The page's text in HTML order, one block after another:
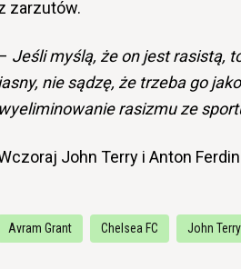
zarzutów.
Jeśli myślą, że on jest rasistą,
nie sądzę, że trzeba go
wyeliminowanie rasizmu ze
John Terry i Anton
Avram Grant Chelsea FC John Terry